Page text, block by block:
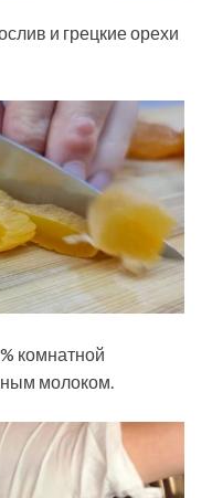
и грецкие орехи
комнатной
молоком.